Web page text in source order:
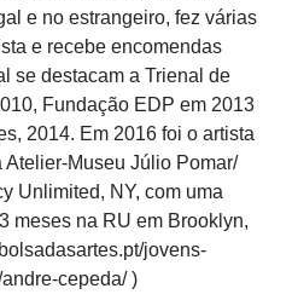
e no estrangeiro, fez várias
e recebe encomendas
se destacam a Trienal de
Fundação EDP em 2013
2014. Em 2016 foi o artista
Museu Júlio Pomar/
Unlimited, NY, com uma
meses na RU em Brooklyn,
jovens-
cepeda/ )